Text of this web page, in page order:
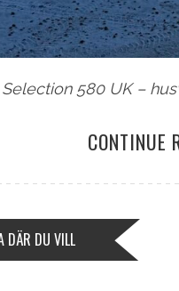
580 UK –
CONTINUE
DÄR DU VILL